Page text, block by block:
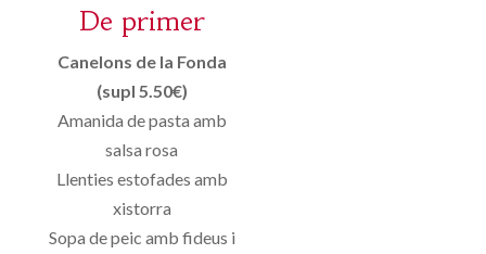
De primer
Canelons de la Fonda
(supl 5.50€)
Amanida de pasta amb
salsa rosa
Llenties estofades amb
xistorra
Sopa de peic amb fideus i